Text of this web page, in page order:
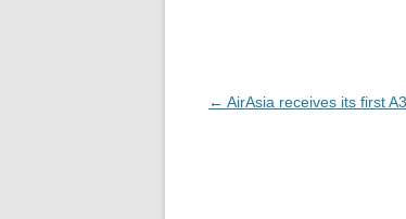
Navegación
← AirAsia receives its first